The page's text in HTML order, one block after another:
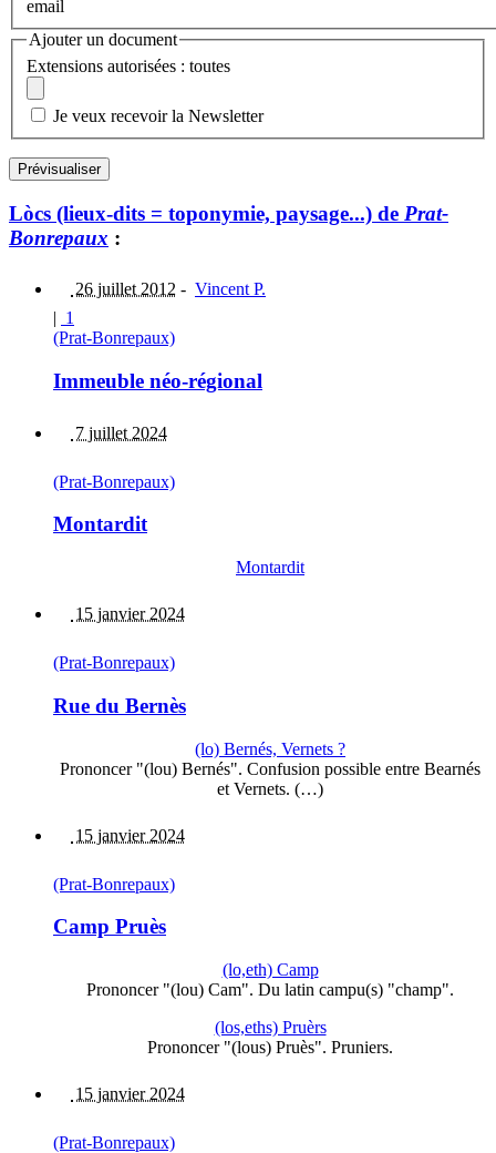
email
Ajouter un document
Extensions autorisées : toutes
Je veux recevoir la Newsletter
Lòcs (lieux-dits = toponymie, paysage...) de Prat-
Bonrepaux :
26 juillet 2012 - Vincent P.
| 1
(Prat-Bonrepaux)
Immeuble néo-régional
7 juillet 2024
(Prat-Bonrepaux)
Montardit
Montardit
15 janvier 2024
(Prat-Bonrepaux)
Rue du Bernès
(lo) Bernés, Vernets ?
Prononcer "(lou) Bernés". Confusion possible entre Bearnés
et Vernets. (…)
15 janvier 2024
(Prat-Bonrepaux)
Camp Pruès
(lo,eth) Camp
Prononcer "(lou) Cam". Du latin campu(s) "champ".
(los,eths) Pruèrs
Prononcer "(lous) Pruès". Pruniers.
15 janvier 2024
(Prat-Bonrepaux)